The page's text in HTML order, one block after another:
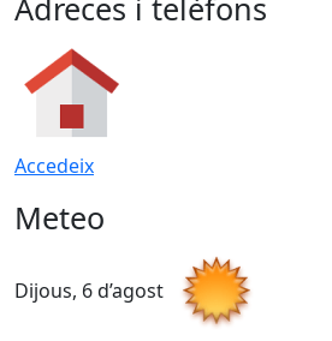
Adreces i telèfons
Accedeix
Meteo
Dijous, 6 d’agost